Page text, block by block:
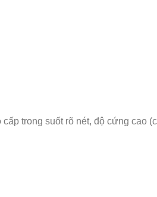
cấp trong suốt rõ nét, độ cứng cao